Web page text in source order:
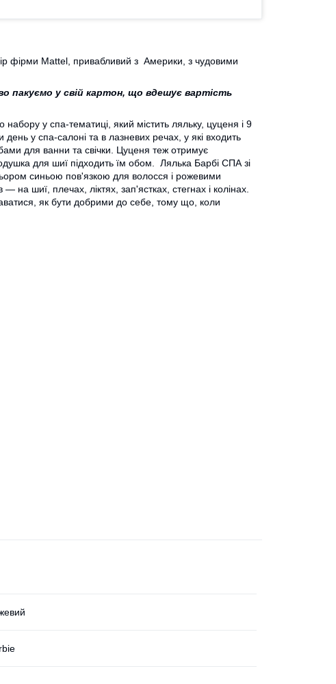
фірми Mattel, привабливий з Америки, з чудовими
пакуємо у свій картон, що вдешує вартість
у спа-тематиці, який містить ляльку, цуценя і 9
у спа-салоні та в лазневих речах, у які входить
для ванни та свічки. Цуценя теж отримує
для шиї підходить їм обом. Лялька Барбі СПА зі
синьою пов'язкою для волосся і рожевими
на шиї, плечах, ліктях, зап'ястках, стегнах і колінах.
як бути добрими до себе, тому що, коли